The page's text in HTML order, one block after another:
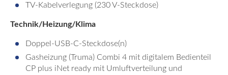
TV-Kabelverlegung (230 V-Steckdose)
Technik/Heizung/Klima
Doppel-USB-C-Steckdose(n)
Gasheizung (Truma) Combi 4 mit digitalem Bedienteil
CP plus iNet ready mit Umluftverteilung und